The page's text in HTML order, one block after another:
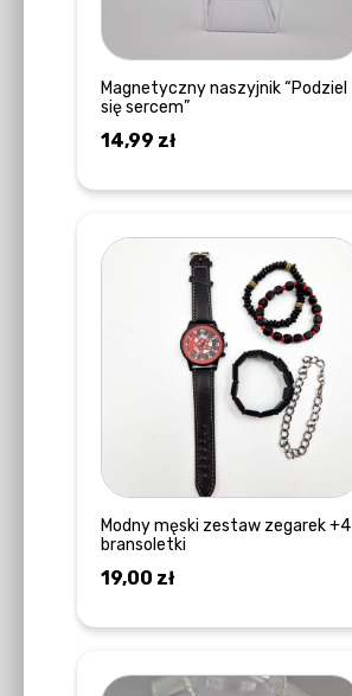
Magnetyczny naszyjnik “Podziel
się sercem”
14,99 zł
Modny męski zestaw zegarek +4
bransoletki
19,00 zł